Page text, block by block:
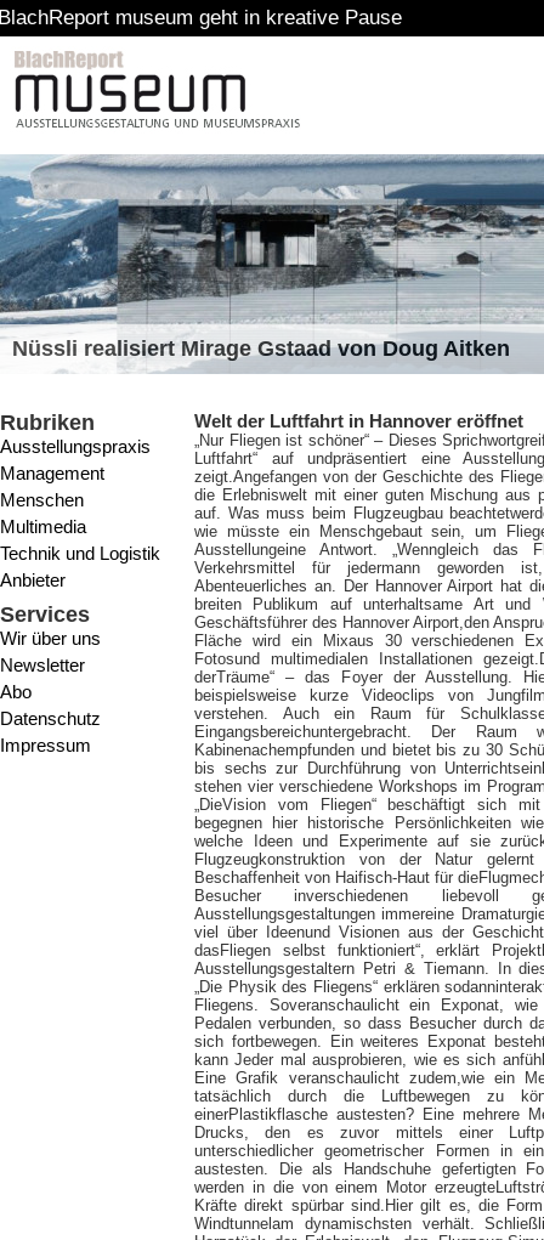
museum geht in kreative Pause
Nüssli realisiert Mirage Gstaad von Doug Aitken
Rubriken
Ausstellungspraxis
Management
Menschen
Multimedia
Technik und Logistik
Anbieter
Services
Wir über uns
Newsletter
Abo
Datenschutz
Impressum
Welt der Luftfahrt in Hannover eröffnet
„Nur Fliegen ist schöner“ – Dieses Sprichwort
Luftfahrt“ auf undpräsentiert eine
zeigt.Angefangen von der Geschichte des
die Erlebniswelt mit einer guten Mischung aus
auf. Was muss beim Flugzeugbau
wie müsste ein Menschgebaut sein, um
Ausstellungeine Antwort. „Wenngleich das
Verkehrsmittel für jedermann geworden
Abenteuerliches an. Der Hannover Airport hat
breiten Publikum auf unterhaltsame Art und
Geschäftsführer des Hannover Airport,den
Fläche wird ein Mixaus 30 verschiedenen
Fotosund multimedialen Installationen
derTräume“ – das Foyer der Ausstellung.
beispielsweise kurze Videoclips von
verstehen. Auch ein Raum für
Eingangsbereichuntergebracht. Der
Kabinenachempfunden und bietet bis zu 30
bis sechs zur Durchführung von
stehen vier verschiedene Workshops im
„DieVision vom Fliegen“ beschäftigt sich
begegnen hier historische Persönlichkeiten
welche Ideen und Experimente auf sie
Flugzeugkonstruktion von der Natur
Beschaffenheit von Haifisch-Haut für
Besucher inverschiedenen liebevoll
Ausstellungsgestaltungen immereine
viel über Ideenund Visionen aus der
dasFliegen selbst funktioniert“, erklärt
Ausstellungsgestaltern Petri & Tiemann. In
„Die Physik des Fliegens“ erklären
Fliegens. Soveranschaulicht ein Exponat,
Pedalen verbunden, so dass Besucher durch
sich fortbewegen. Ein weiteres Exponat
kann Jeder mal ausprobieren, wie es sich
Eine Grafik veranschaulicht zudem,wie ein
tatsächlich durch die Luftbewegen zu
einerPlastikflasche austesten? Eine mehrere
Drucks, den es zuvor mittels einer
unterschiedlicher geometrischer Formen in
austesten. Die als Handschuhe gefertigten
werden in die von einem Motor
Kräfte direkt spürbar sind.Hier gilt es, die
Windtunnelam dynamischsten verhält.